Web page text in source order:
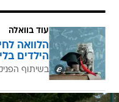
עוד בוואלה
הלוואה
הילדים
בשיתוף